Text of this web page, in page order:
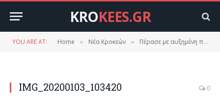
KROKEES.GR
YOU ARE AT: Home » Νέα Κροκεών » Πέρασε με αυξημένη πλειοψηφία η αντικατάσταση του δικτύου της ύδρευσης Κροκεών.
IMG_20200103_103420 0